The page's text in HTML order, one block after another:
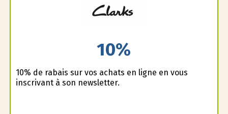
10%
10% de rabais sur vos achats en ligne en vous
inscrivant à son newsletter.